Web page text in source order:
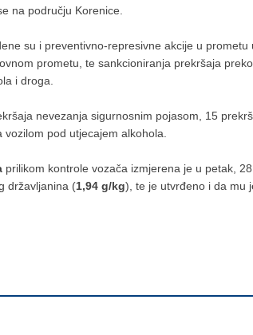
na području Korenice.
su i preventivno-represivne akcije u prometu
prometu, te sankcioniranja prekršaja
i droga.
nevezanja sigurnosnim pojasom, 15
pod utjecajem alkohola.
prilikom kontrole vozača izmjerena je u petak,
državljanina (1,94 g/kg), te je utvrđeno i da mu